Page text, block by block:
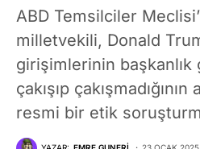
ABD Temsilciler
milletvekili, Donald
girişimlerinin başkanlık
çakışıp çakışmadığının
resmi bir etik